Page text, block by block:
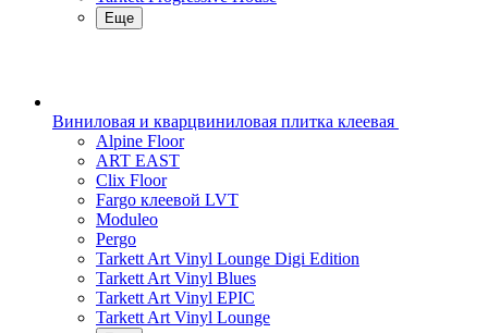
Еще
Виниловая и кварцвиниловая плитка клеевая
Alpine Floor
ART EAST
Clix Floor
Fargo клеевой LVT
Moduleo
Pergo
Tarkett Art Vinyl Lounge Digi Edition
Tarkett Art Vinyl Blues
Tarkett Art Vinyl EPIC
Tarkett Art Vinyl Lounge